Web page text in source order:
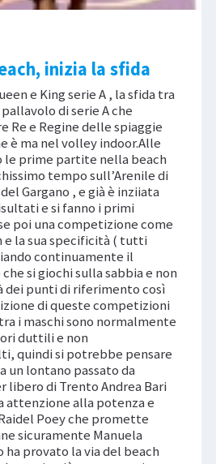
inizia la sfida
e King serie A , la sfida tra
di serie A che
Re e Regine delle spiaggie
è ma nel volley indoor.Alle
le prime partite nella beach
tempo sull’Arenile di
Gargano , e già è inziiata
e si fanno i primi
poi una competizione come
e la sua specificità ( tutti
continuamente il
si giochi sulla sabbia e non
dei punti di riferimento così
di queste competizioni
i maschi sono normalmente
duttili e non
quindi si potrebbe pensare
un lontano passato da
libero di Trento Andrea Bari
attenzione alla potenza e
Poey che promette
sicuramente Manuela
ha provato la via del beach